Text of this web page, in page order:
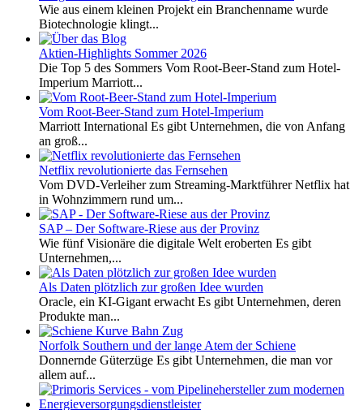
Wie aus einem kleinen Projekt ein Branchenname wurde
Biotechnologie klingt...
Aktien-Highlights Sommer 2026
Die Top 5 des Sommers Vom Root-Beer-Stand zum Hotel-
Imperium Marriott...
Vom Root-Beer-Stand zum Hotel-Imperium
Marriott International Es gibt Unternehmen, die von Anfang
an groß...
Netflix revolutionierte das Fernsehen
Vom DVD-Verleiher zum Streaming-Marktführer Netflix hat
in Wohnzimmern rund um...
SAP – Der Software-Riese aus der Provinz
Wie fünf Visionäre die digitale Welt eroberten Es gibt
Unternehmen,...
Als Daten plötzlich zur großen Idee wurden
Oracle, ein KI-Gigant erwacht Es gibt Unternehmen, deren
Produkte man...
Norfolk Southern und der lange Atem der Schiene
Donnernde Güterzüge Es gibt Unternehmen, die man vor
allem auf...